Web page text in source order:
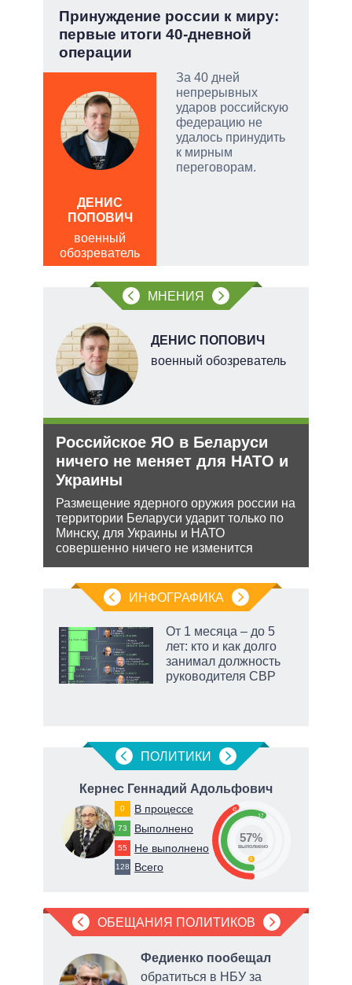
Принуждение россии к миру:
первые итоги 40-дневной
операции
За 40 дней
непрерывных
ударов российскую
федерацию не
удалось принудить
к мирным
переговорам.
ДЕНИС
ПОПОВИЧ
военный
обозреватель
МНЕНИЯ
ДЕНИС ПОПОВИЧ
военный обозреватель
Российское ЯО в Беларуси
ничего не меняет для НАТО и
Украины
Размещение ядерного оружия россии на
территории Беларуси ударит только по
Минску, для Украины и НАТО
совершенно ничего не изменится
ИНФОГРАФИКА
От 1 месяца – до 5
лет: кто и как долго
занимал должность
руководителя СВР
ПОЛИТИКИ
Кернес Геннадий Адольфович
0 В процессе
73 Выполнено
55 Не выполнено
128 Всего
43
57
0
57%
выполнено
ОБЕЩАНИЯ ПОЛИТИКОВ
Федиенко пообещал
обратиться в НБУ за